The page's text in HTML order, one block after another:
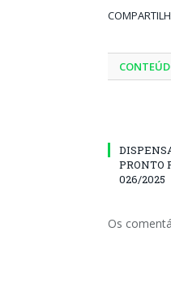
PRONTO
026/2025
Os